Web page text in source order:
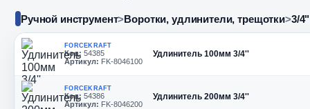
Ручной инструмент>Воротки, удлинители, трещотки>3/
FORCEKRAFT
Код: 54385
Артикул: FK-8046100
Удлинитель 100мм 3/4''
FORCEKRAFT
Код: 54386
Артикул: FK-8046200
Удлинитель 200мм 3/4''